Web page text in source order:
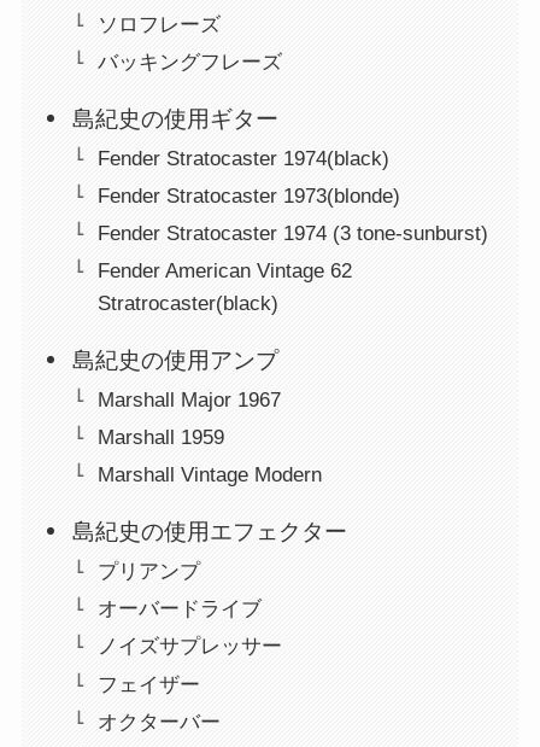
ソロフレーズ
バッキングフレーズ
島紀史の使用ギター
Fender Stratocaster 1974(black)
Fender Stratocaster 1973(blonde)
Fender Stratocaster 1974 (3 tone-sunburst)
Fender American Vintage 62
Stratrocaster(black)
島紀史の使用アンプ
Marshall Major 1967
Marshall 1959
Marshall Vintage Modern
島紀史の使用エフェクター
プリアンプ
オーバードライブ
ノイズサプレッサー
フェイザー
オクターバー